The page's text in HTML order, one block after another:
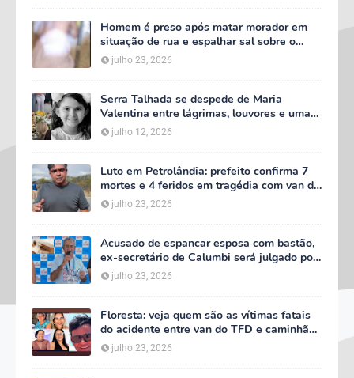
Homem é preso após matar morador em
situação de rua e espalhar sal sobre o
corpo em Serra Talhada
julho 23, 2026
Serra Talhada se despede de Maria
Valentina entre lágrimas, louvores e uma
multidão que caminhou ao lado da família
julho 12, 2026
Luto em Petrolândia: prefeito confirma 7
mortes e 4 feridos em tragédia com van do
TFD e decreta três dias de luto oficial
julho 23, 2026
Acusado de espancar esposa com bastão,
ex-secretário de Calumbi será julgado por
tentativa de feminicídio
julho 23, 2026
Floresta: veja quem são as vítimas fatais
do acidente entre van do TFD e caminhão
na PE-360
julho 23, 2026